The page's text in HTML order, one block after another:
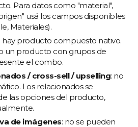
Para datos como "material",
usá los campos disponibles
Materiales).
hay producto compuesto nativo.
un producto con grupos de
el combo.
/ cross-sell / upselling: no
Los relacionados se
las opciones del producto,
de imágenes: no se pueden